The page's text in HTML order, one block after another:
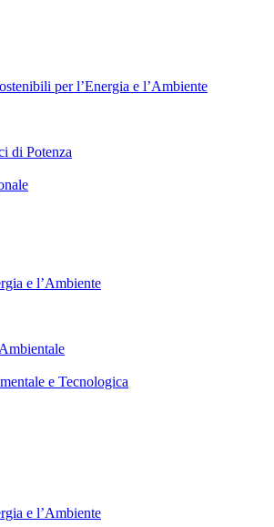
per l’Energia e l’Ambiente
di Potenza
e l’Ambiente
e Tecnologica
e l’Ambiente